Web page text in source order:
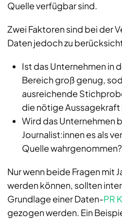
Quelle verfügbar sind.
Zwei Faktoren sind bei der
Daten jedoch zu
Ist das Unternehmen in
Bereich groß genug,
ausreichende
die nötige Aussagekraft
Wird das Unternehmen
Journalist:innen es als
Quelle wahrgenommen?
Nur wenn beide Fragen mit
werden können, sollten
Grundlage einer Daten-PR
gezogen werden. Ein